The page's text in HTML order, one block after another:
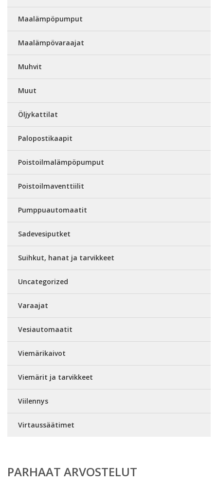
Maalämpöpumput
Maalämpövaraajat
Muhvit
Muut
Öljykattilat
Palopostikaapit
Poistoilmalämpöpumput
Poistoilmaventtiilit
Pumppuautomaatit
Sadevesiputket
Suihkut, hanat ja tarvikkeet
Uncategorized
Varaajat
Vesiautomaatit
Viemärikaivot
Viemärit ja tarvikkeet
Viilennys
Virtaussäätimet
PARHAAT ARVOSTELUT